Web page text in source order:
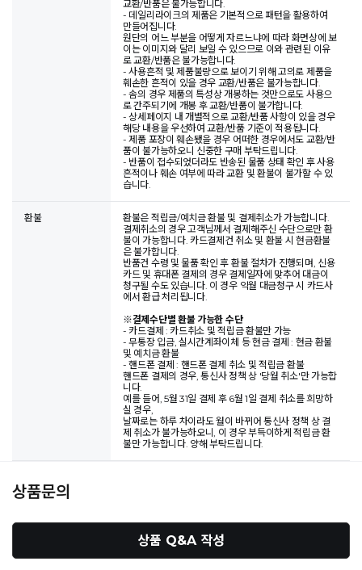
교환/반품은 불가능합니다.
- 데일리라이크의 제품은 기본적으로 패턴을 활용하여
만들어집니다.
원단의 어느 부분을 어떻게 자르느냐에 따라 화면상에 보
이는 이미지와 달리 보일 수 있으므로 이와 관련된 이유
로 교환/반품은 불가능합니다.
- 사용흔적 및 제품불량으로 보이기 위해 고의로 제품을
훼손한 흔적이 있을 경우 교환/반품은 불가능합니다.
- 솜의 경우 제품의 특성상 개봉하는 것만으로도 사용으
로 간주되기에 개봉 후 교환/반품이 불가합니다.
- 상세페이지 내 개별적으로 교환/반품 사항이 있을 경우
해당 내용을 우선하여 교환/반품 기준이 적용됩니다.
- 제품 포장이 훼손됐을 경우 어떠한 경우에서도 교환/반
품이 불가능하오니 신중한 구매 부탁드립니다.
- 반품이 접수되었더라도 반송된 물품 상태 확인 후 사용
흔적이나 훼손 여부에 따라 교환 및 환불이 불가할 수 있
습니다.
환불
환불은 적립금/예치금 환불 및 결제취소가 가능합니다.
결제취소의 경우 고객님께서 결제해주신 수단으로만 환
불이 가능합니다. 카드결제건 취소 및 환불 시 현금환불
은 불가합니다.
반품건 수령 및 물품 확인 후 환불 절차가 진행되며, 신용
카드 및 휴대폰 결제의 경우 결제일자에 맞추어 대금이
청구될 수도 있습니다. 이 경우 익월 대금청구 시 카드사
에서 환급 처리됩니다.
※결제수단별 환불 가능한 수단
- 카드결제 : 카드취소 및 적립금 환불만 가능
- 무통장 입금, 실시간계좌이체 등 현금 결제 : 현금 환불
및 예치금 환불
- 핸드폰 결제 : 핸드폰 결제 취소 및 적립금 환불
핸드폰 결제의 경우, 통신사 정책 상 '당월 취소'만 가능합
니다.
예를 들어, 5월 31일 결제 후 6월 1일 결제 취소를 희망하
실 경우,
날짜로는 하루 차이라도 월이 바뀌어 통신사 정책 상 결
제 취소가 불가능하오니, 이 경우 부득이하게 적립금 환
불만 가능합니다. 양해 부탁드립니다.
상품문의
상품 Q&A 작성